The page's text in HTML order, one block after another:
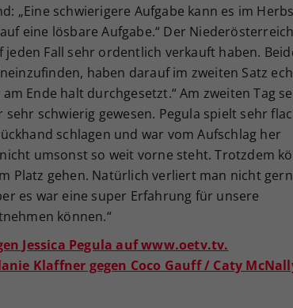
„Eine schwierigere Aufgabe kann es im
eine lösbare Aufgabe.“ Der
jeden Fall sehr ordentlich verkauft haben.
haben darauf im zweiten Satz
Ende halt durchgesetzt.“ Am zweiten Tag
schwierig gewesen. Pegula spielt sehr
schlagen und war vom Aufschlag her
umsonst so weit vorne steht. Trotzdem
Platz gehen. Natürlich verliert man nicht
es war eine super Erfahrung für unsere
können.“
Jessica Pegula auf www.oetv.tv.
Klaffner gegen Coco Gauff / Caty